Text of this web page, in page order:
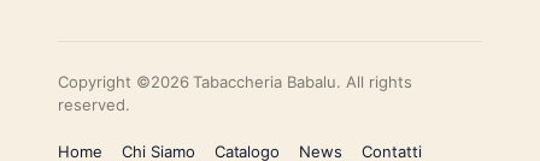
Copyright ©2026 Tabaccheria Babalu. All rights
reserved.
Home Chi Siamo Catalogo News Contatti